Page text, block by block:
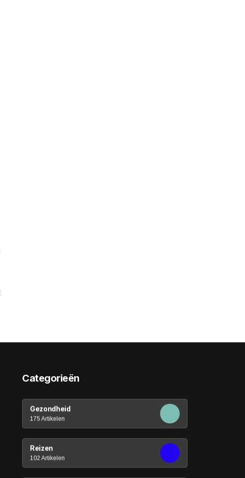
Categorieën
Gezondheid
175 Artikelen
Reizen
102 Artikelen